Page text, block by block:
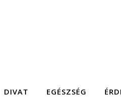
DIVAT EGÉSZSÉG